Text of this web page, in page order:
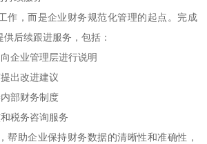
作，而是企业财务规范化管理的起点。完成
后续跟进服务，包括：
企业管理层进行说明
出改进建议
部财务制度
税务咨询服务
帮助企业保持财务数据的清晰性和准确性，